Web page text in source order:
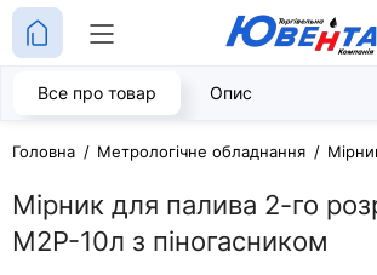
Головна Метрологічне обладнання
Мірник для палива 2-го
М2Р-10л з піногасником
Все про товар Опис